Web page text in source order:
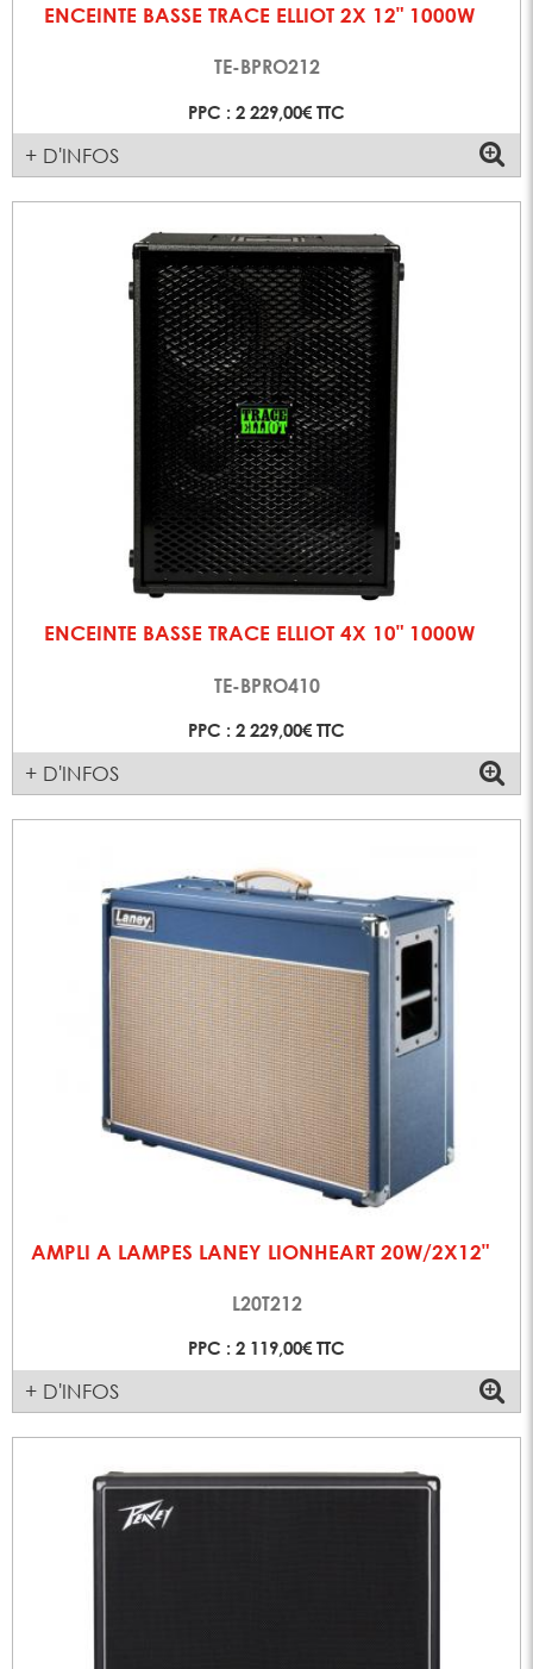
ENCEINTE BASSE TRACE ELLIOT 2X 12" 1000W
TE-BPRO212
PPC : 2 229,00€ TTC
+ D'INFOS
ENCEINTE BASSE TRACE ELLIOT 4X 10" 1000W
TE-BPRO410
PPC : 2 229,00€ TTC
+ D'INFOS
AMPLI A LAMPES LANEY LIONHEART 20W/2X12"
L20T212
PPC : 2 119,00€ TTC
+ D'INFOS